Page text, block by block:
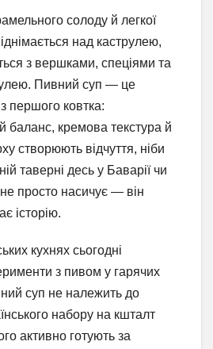
солоду й легкої
над каструлею,
з вершками, спеціями та
Пивний суп — це
першого ковтка:
баланс, кремова текстура й
створюють відчуття, ніби
таверні десь у Баварії чи
просто насичує — він
історію.
кухнях сьогодні
з пивом у гарячих
суп не належить до
набору на кшталт
активно готують за